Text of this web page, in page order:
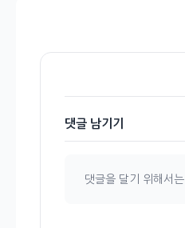
댓글 남기기
댓글을 달기 위해서는